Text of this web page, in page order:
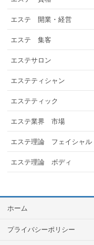
エステ 開業・経営
エステ 集客
エステサロン
エステティシャン
エステティック
エステ業界 市場
エステ理論 フェイシャル
エステ理論 ボディ
ホーム
プライバシーポリシー